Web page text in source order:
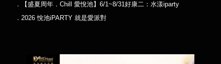
【盛夏周年．Chill 愛悅池】6/1~8/31好康二：水漾iparty
2026 悅池iPARTY 就是愛派對